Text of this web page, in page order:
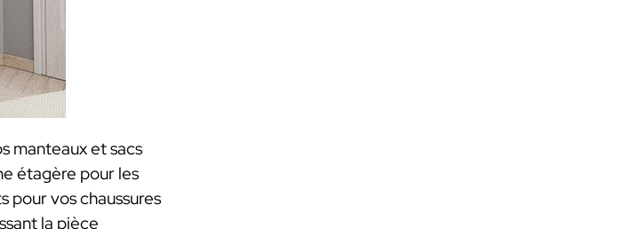
manteaux et sacs
étagère pour les
vos chaussures
la pièce